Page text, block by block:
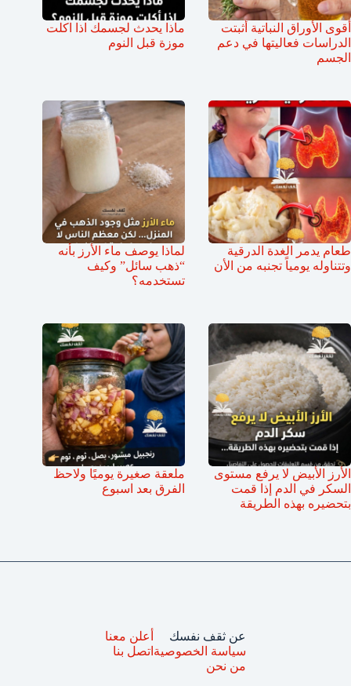
أقوى الأوراق النباتية أثبتت
الدراسات فعاليتها في دعم
الجسم
ماذا يحدث لجسمك اذا اكلت
موزة قبل النوم
طعام يدمر الغدة الدرقية
وتتناوله يومياً تجنبه من الأن
لماذا يوصف ماء الأرز بأنه
“ذهب سائل” وكيف
تستخدمه؟
الأرز الأبيض لا يرفع مستوى
السكر في الدم إذا قمت
بتحضيره بهذه الطريقة
ملعقة صغيرة يوميًا ولاحظ
الفرق بعد اسبوع
عن ثقف نفسك
سياسة الخصوصية
من نحن
أعلن معنا
اتصل بنا